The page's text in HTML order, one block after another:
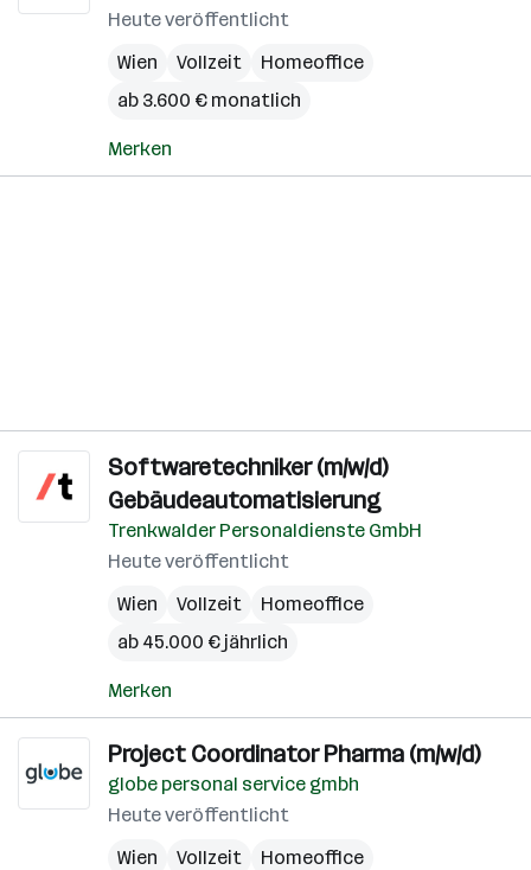
Heute veröffentlicht
Wien
Vollzeit
Homeoffice
ab 3.600 € monatlich
Merken
Softwaretechniker (m/w/d)
Gebäudeautomatisierung
Trenkwalder Personaldienste GmbH
Heute veröffentlicht
Wien
Vollzeit
Homeoffice
ab 45.000 € jährlich
Merken
Project Coordinator Pharma (m/w/d)
globe personal service gmbh
Heute veröffentlicht
Wien
Vollzeit
Homeoffice